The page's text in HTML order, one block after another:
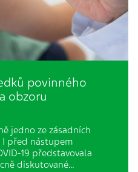
povinného
obzoru
jedno ze zásadních
před nástupem
19 představovala
diskutované…